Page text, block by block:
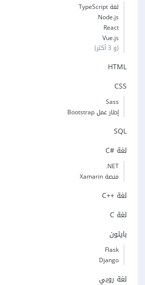
لغة TypeScript
Node.js
React
Vue.js
(و 3 أكثر)
HTML
CSS
Sass
إطار عمل Bootstrap
SQL
لغة C#‎
‎.NET
منصة Xamarin
لغة C++‎
لغة C
بايثون
Flask
Django
لغة روبي